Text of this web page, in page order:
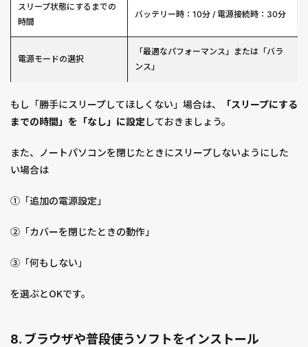
スリープ状態にするまでの
時間
バッテリー時：10分 / 電源接続時：30分
電源モードの選択
「最適なパフォーマンス」または「バラ
ンス」
もし「勝手にスリープしてほしくない」場合は、
「スリープにする
までの時間」を「なし」に設定 しておきましょう。
また、ノートパソコンを閉じたときにスリープしないようにした
い場合は
①「追加の電源設定」
②「カバーを閉じたときの動作」
③「何もしない」
を選ぶとOKです。
8. ブラウザや普段使うソフトをインストール